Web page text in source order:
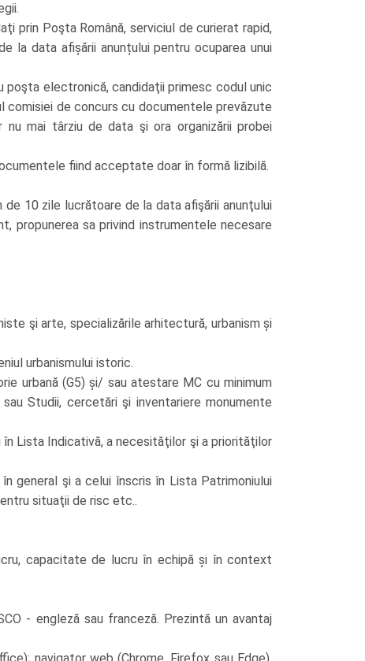
prin Poşta Română, serviciul de curierat rapid,
la data afișării anunțului pentru ocuparea unui
poşta electronică, candidaţii primesc codul unic
comisiei de concurs cu documentele prevăzute
mai târziu de data şi ora organizării probei
fiind acceptate doar în formă lizibilă.
10 zile lucrătoare de la data afişării anunţului
propunerea sa privind instrumentele necesare
şi arte, specializările arhitectură, urbanism și
urbanismului istoric.
urbană (G5) și/ sau atestare MC cu minimum
Studii, cercetări şi inventariere monumente
în Lista Indicativă, a necesităţilor şi a priorităţilor
general şi a celui înscris în Lista Patrimoniului
situaţii de risc etc..
capacitate de lucru în echipă și în context
- engleză sau franceză. Prezintă un avantaj